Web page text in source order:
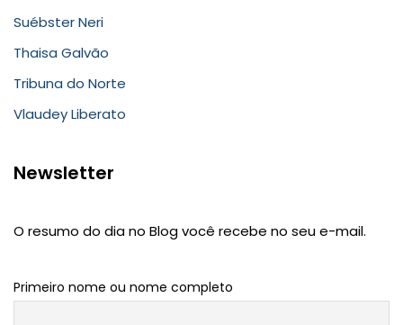
Suébster Neri
Thaisa Galvão
Tribuna do Norte
Vlaudey Liberato
Newsletter
O resumo do dia no Blog você recebe no seu e-mail.
Primeiro nome ou nome completo